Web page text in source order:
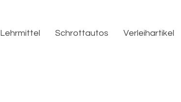
Lehrmittel Schrottautos Verleihartikel